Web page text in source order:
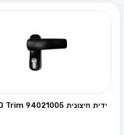
ידית חיצונית ISEO Trim 94021005